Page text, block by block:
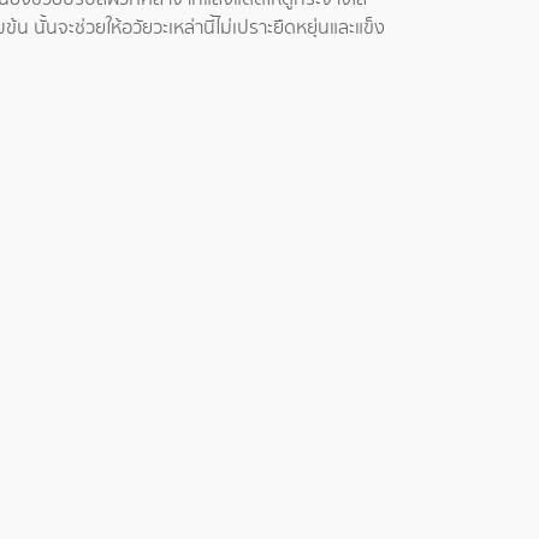
นั้นจะช่วยให้อวัยวะเหล่านี้ไม่เปราะยืดหยุ่นและแข็ง